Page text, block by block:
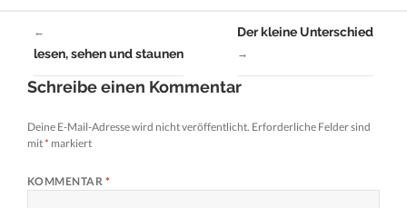
←
lesen, sehen und staunen
Der kleine Unterschied
→
Schreibe einen Kommentar
Deine E-Mail-Adresse wird nicht veröffentlicht. Erforderliche Felder sind
mit* markiert
KOMMENTAR *